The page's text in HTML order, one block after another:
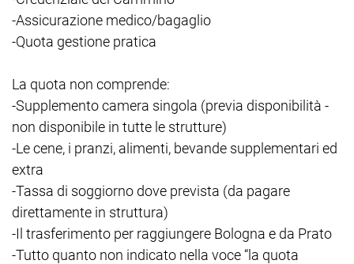
-Assicurazione medico/bagaglio
-Quota gestione pratica
La quota non comprende:
-Supplemento camera singola (previa disponibilità -
non disponibile in tutte le strutture)
-Le cene, i pranzi, alimenti, bevande supplementari ed
extra
-Tassa di soggiorno dove prevista (da pagare
direttamente in struttura)
-Il trasferimento per raggiungere Bologna e da Prato
-Tutto quanto non indicato nella voce “la quota